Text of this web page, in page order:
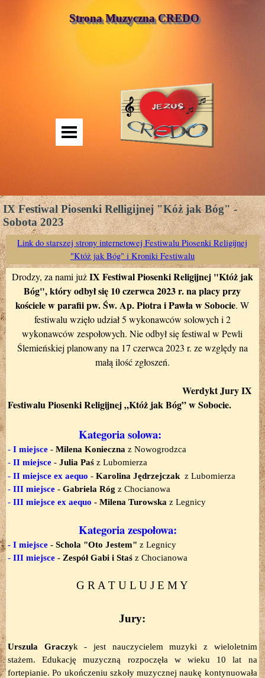
Strona Muzyczna CREDO
IX Festiwal Piosenki Relligijnej "Kóż jak Bóg" -
Sobota 2023
Link do starszej strony internetowej Festiwalu Piosenki Religijnej
"Któż jak Bóg" i Kroniki Festiwalu
Drodzy, za nami jużIX Festiwal Piosenki Religijnej "Któż jak
Bóg", który odbył się 10 czerwca 2023 r. na placy przy
kościele w parafii pw. Św. Ap. Piotra i Pawła w Sobocie. W
festiwalu wzięło udział 5 wykonawców solowych i 2
wykonawców zespołowych. Nie odbył się festiwal w Pewli
Ślemieńskiej planowany na 17 czerwca 2023 r. ze względy na
małą ilość zgłoszeń.
Werdykt Jury IX
Festiwalu Piosenki Religijnej „Któż jak Bóg” w Sobocie.
Kategoria solowa:
- I miejsce - Milena Konieczna z Nowogrodzca
- II miejsce - Julia Paś z Lubomierza
- II miejsce ex aequo - Karolina Jędrzejczak z Lubomierza
- III miejsce - Gabriela Róg z Chocianowa
- III miejsce ex aequo - Milena Turowska z Legnicy
Kategoria zespołowa:
- I miejsce - Schola "Oto Jestem" z Legnicy
- III miejsce - Zespół Gabi i Staś z Chocianowa
G R A T U L U J E M Y
Jury:
Urszula Graczyk - jest nauczycielem muzyki z wieloletnim
stażem. Edukację muzyczną rozpoczęła w wieku 10 lat na
fortepianie. Po ukończeniu szkoły muzycznej naukę kontynuowała